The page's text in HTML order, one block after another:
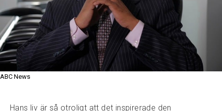
ABC News
Hans liv är så otroligt att det inspirerade den